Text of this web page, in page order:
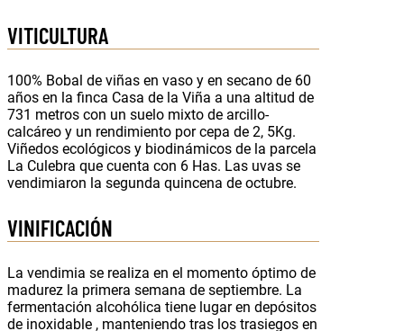
VITICULTURA
100% Bobal de viñas en vaso y en secano de 60
años en la finca Casa de la Viña a una altitud de
731 metros con un suelo mixto de arcillo-
calcáreo y un rendimiento por cepa de 2, 5Kg.
Viñedos ecológicos y biodinámicos de la parcela
La Culebra que cuenta con 6 Has. Las uvas se
vendimiaron la segunda quincena de octubre.
VINIFICACIÓN
La vendimia se realiza en el momento óptimo de
madurez la primera semana de septiembre. La
fermentación alcohólica tiene lugar en depósitos
de inoxidable , manteniendo tras los trasiegos en